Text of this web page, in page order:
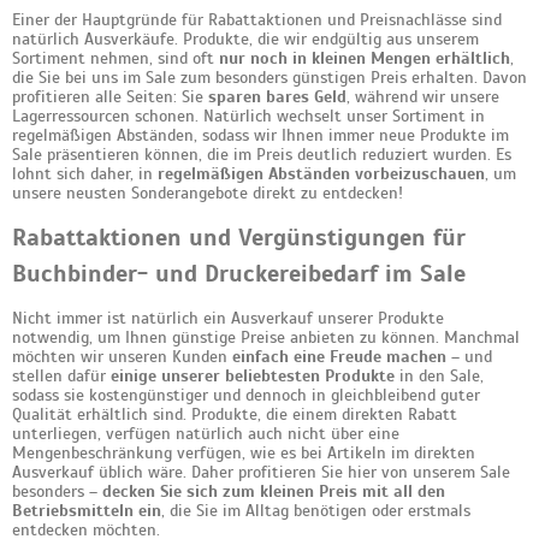
Einer der Hauptgründe für Rabattaktionen und Preisnachlässe sind
natürlich Ausverkäufe. Produkte, die wir endgültig aus unserem
Sortiment nehmen, sind oft nur noch in kleinen Mengen erhältlich,
die Sie bei uns im Sale zum besonders günstigen Preis erhalten. Davon
profitieren alle Seiten: Sie sparen bares Geld, während wir unsere
Lagerressourcen schonen. Natürlich wechselt unser Sortiment in
regelmäßigen Abständen, sodass wir Ihnen immer neue Produkte im
Sale präsentieren können, die im Preis deutlich reduziert wurden. Es
lohnt sich daher, in regelmäßigen Abständen vorbeizuschauen, um
unsere neusten Sonderangebote direkt zu entdecken!
Rabattaktionen und Vergünstigungen für
Buchbinder- und Druckereibedarf im Sale
Nicht immer ist natürlich ein Ausverkauf unserer Produkte
notwendig, um Ihnen günstige Preise anbieten zu können. Manchmal
möchten wir unseren Kunden einfach eine Freude machen – und
stellen dafür einige unserer beliebtesten Produkte in den Sale,
sodass sie kostengünstiger und dennoch in gleichbleibend guter
Qualität erhältlich sind. Produkte, die einem direkten Rabatt
unterliegen, verfügen natürlich auch nicht über eine
Mengenbeschränkung verfügen, wie es bei Artikeln im direkten
Ausverkauf üblich wäre. Daher profitieren Sie hier von unserem Sale
besonders – decken Sie sich zum kleinen Preis mit all den
Betriebsmitteln ein, die Sie im Alltag benötigen oder erstmals
entdecken möchten.